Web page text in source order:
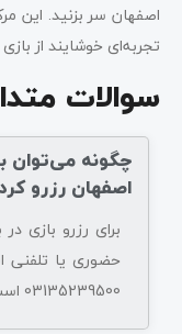
اصفهان سر بزنید. این
تجربه‌ای خوشایند از
سوالات
چگونه می‌توان
اصفهان رزرو
برای رزرو بازی
حضوری یا تلفنی
03135239500 است.